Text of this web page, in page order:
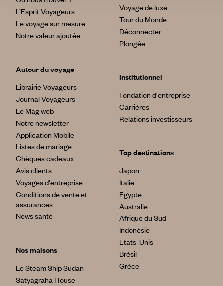
L’Esprit Voyageurs
Le voyage sur mesure
Notre valeur ajoutée
Autour du voyage
Librairie Voyageurs
Journal Voyageurs
Le Mag web
Notre newsletter
Application Mobile
Listes de mariage
Chèques cadeaux
Avis clients
Voyages d'entreprise
Conditions de vente et
assurances
News santé
Nos maisons
Le Steam Ship Sudan
Satyagraha House
Voyage de luxe
Tour du Monde
Déconnecter
Plongée
Institutionnel
Fondation d'entreprise
Carrières
Relations investisseurs
Top destinations
Japon
Italie
Egypte
Australie
Afrique du Sud
Indonésie
Etats-Unis
Brésil
Grèce